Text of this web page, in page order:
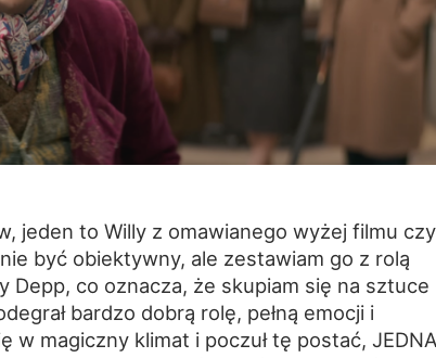
jeden to Willy z omawianego wyżej filmu
być obiektywny, ale zestawiam go z rolą
co oznacza, że skupiam się na sztuce
bardzo dobrą rolę, pełną emocji i
w magiczny klimat i poczuł tę postać,